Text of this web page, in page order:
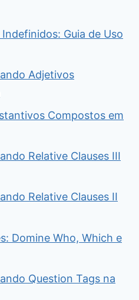
Guia de Uso
Adjetivos
Compostos em
Relative Clauses III
Relative Clauses II
Domine Who, Which e
Question Tags na